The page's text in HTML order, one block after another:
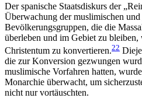
Der spanische Staatsdiskurs der
Überwachung der muslimischen und
Bevölkerungsgruppen, die die
überleben und im Gebiet zu
Christentum zu konvertieren.22
die zur Konversion gezwungen
muslimische Vorfahren hatten,
Monarchie überwacht, um
nicht nur vortäuschten.